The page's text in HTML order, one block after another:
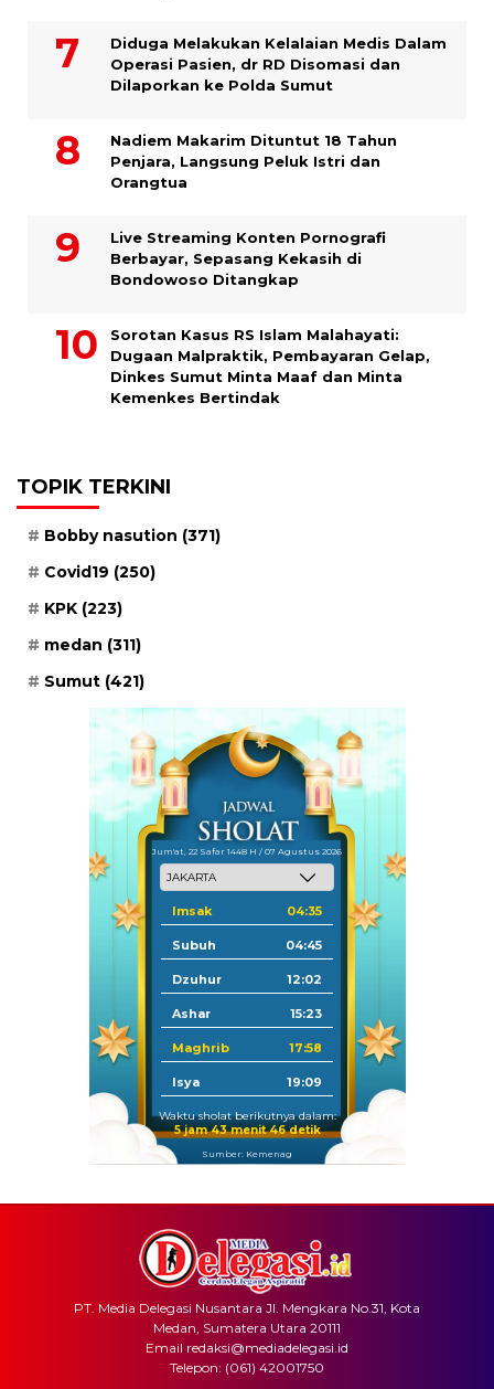
Diduga Melakukan Kelalaian Medis Dalam
Operasi Pasien, dr RD Disomasi dan
Dilaporkan ke Polda Sumut
​Nadiem Makarim Dituntut 18 Tahun
Penjara, Langsung Peluk Istri dan
Orangtua
Live Streaming Konten Pornografi
Berbayar, Sepasang Kekasih di
Bondowoso Ditangkap
Sorotan Kasus RS Islam Malahayati:
Dugaan Malpraktik, Pembayaran Gelap,
Dinkes Sumut Minta Maaf dan Minta
Kemenkes Bertindak
TOPIK TERKINI
Bobby nasution (371)
Covid19 (250)
KPK (223)
medan (311)
Sumut (421)
Jum'at, 22 Safar 1448 H / 07 Agustus 2026
Imsak 04:35
Subuh 04:45
Dzuhur 12:02
Ashar 15:23
Maghrib 17:58
Isya 19:09
Waktu sholat berikutnya dalam:
5 jam 43 menit 45 detik
Sumber: Kemenag
PT. Media Delegasi Nusantara Jl. Mengkara No.31, Kota
Medan, Sumatera Utara 20111
Email redaksi@mediadelegasi.id
Telepon: (061) 42001750